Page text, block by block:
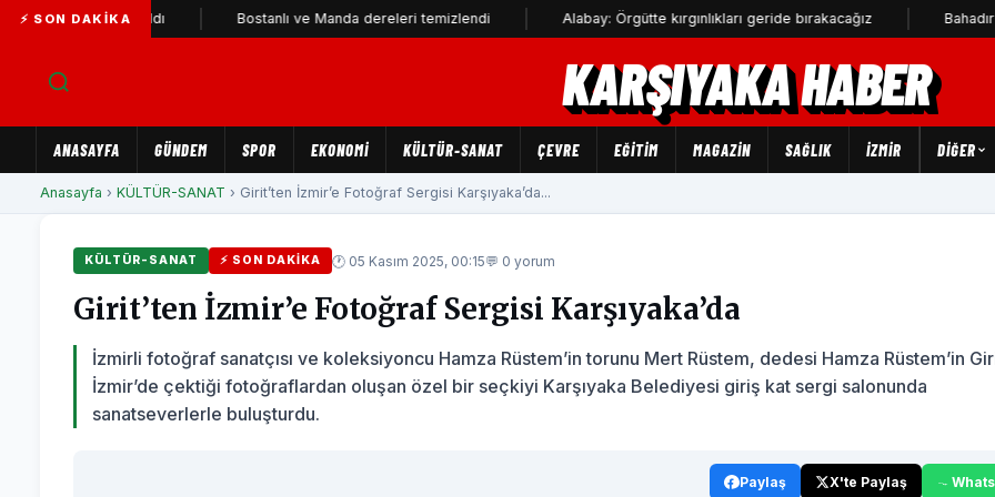
⚡ SON DAKIKA
Parti'ye katıldı Bostanlı ve Manda dereleri temizlendi Alabay: Örgütte kırgınlıkları geride bırakacağız Bahadır Kul:
KARŞIYAKA HABER
ANASAYFA GÜNDEM SPOR EKONOMİ KÜLTÜR-SANAT ÇEVRE EĞİTİM MAGAZİN SAĞLIK İZMİR DIĞER
Anasayfa › KÜLTÜR-SANAT › Girit’ten İzmir’e Fotoğraf Sergisi Karşıyaka’da...
KÜLTÜR-SANAT ⚡ SON DAKIKA 🕐 05 Kasım 2025, 00:15💬 0 yorum
Girit’ten İzmir’e Fotoğraf Sergisi Karşıyaka’da
İzmirli fotoğraf sanatçısı ve koleksiyoncu Hamza Rüstem’in torunu Mert Rüstem, dedesi Hamza Rüstem’in
İzmir’de çektiği fotoğraflardan oluşan özel bir seçkiyi Karşıyaka Belediyesi giriş kat sergi salonunda
sanatseverlerle buluşturdu.
Paylaş X'te Paylaş